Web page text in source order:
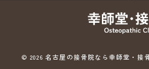
© 2026 名古屋の接骨院なら幸師堂・接